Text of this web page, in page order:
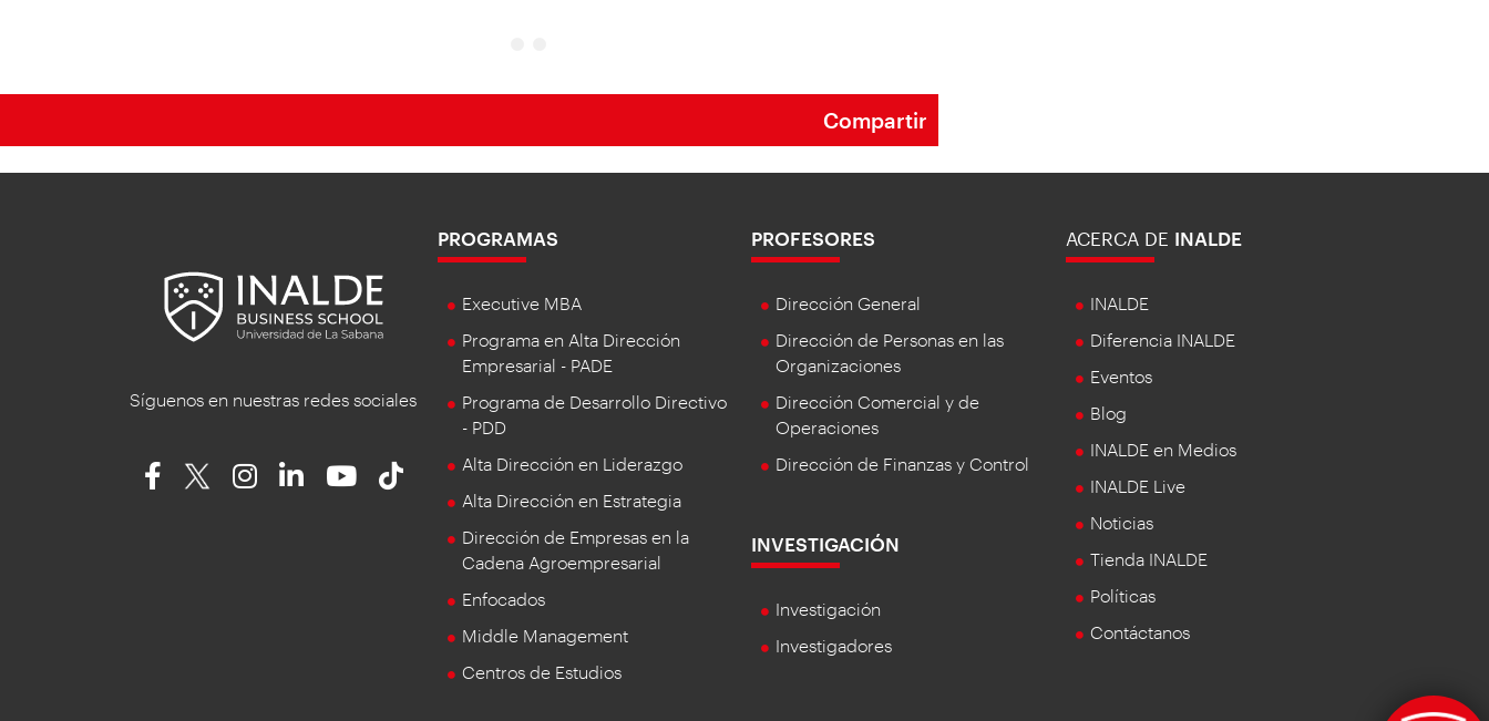
Compartir
Síguenos en nuestras redes sociales
PROGRAMAS
Executive MBA
Programa en Alta Dirección
Empresarial - PADE
Programa de Desarrollo Directivo
- PDD
Alta Dirección en Liderazgo
Alta Dirección en Estrategia
Dirección de Empresas en la
Cadena Agroempresarial
Enfocados
Middle Management
Centros de Estudios
PROFESORES
Dirección General
Dirección de Personas en las
Organizaciones
Dirección Comercial y de
Operaciones
Dirección de Finanzas y Control
INVESTIGACIÓN
Investigación
Investigadores
ACERCA DE INALDE
INALDE
Diferencia INALDE
Eventos
Blog
INALDE en Medios
INALDE Live
Noticias
Tienda INALDE
Políticas
Contáctanos